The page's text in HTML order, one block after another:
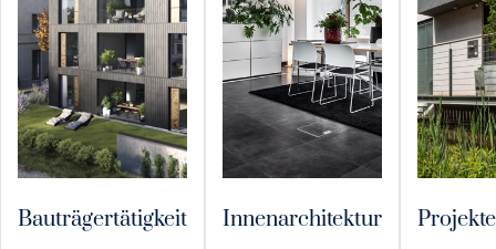
Bauträgertätigkeit Innenarchitektur